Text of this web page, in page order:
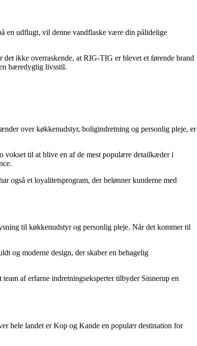
en udflugt, vil denne vandflaske være din pålidelige
ikke overraskende, at RIG-TIG er blevet et førende brand
bæredygtig livsstil.
over køkkenudstyr, boligindretning og personlig pleje, er
vokset til at blive en af de mest populære detailkæder i
også et loyalitetsprogram, der belønner kunderne med
til køkkenudstyr og personlig pleje. Når det kommer til
og moderne design, der skaber en behagelig
af erfarne indretningseksperter tilbyder Sinnerup en
hele landet er Kop og Kande en populær destination for